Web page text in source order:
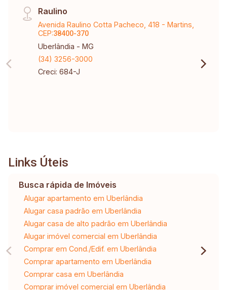
Raulino
Avenida Raulino Cotta Pacheco, 418 - Martins,
CEP:38400-370
Uberlândia - MG
(34) 3256-3000
Creci: 684-J
Links Úteis
Busca rápida de Imóveis
Alugar apartamento em Uberlândia
Alugar casa padrão em Uberlândia
Alugar casa de alto padrão em Uberlândia
Alugar imóvel comercial em Uberlândia
Comprar em Cond./Edif. em Uberlândia
Comprar apartamento em Uberlândia
Comprar casa em Uberlândia
Comprar imóvel comercial em Uberlândia